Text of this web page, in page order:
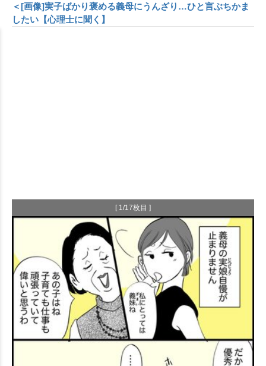
＜[画像]実子ばかり褒める義母にうんざり…ひと言ぶちかま
したい【心理士に聞く】
[ 1/17枚目 ]